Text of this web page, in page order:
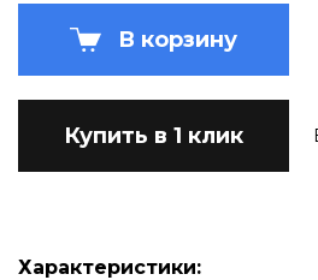
В корзину
Купить в 1 клик
Характеристики: